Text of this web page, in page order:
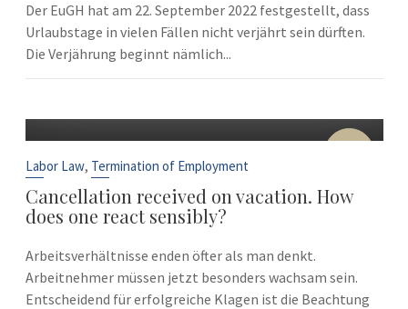
Der EuGH hat am 22. September 2022 festgestellt, dass
Urlaubstage in vielen Fällen nicht verjährt sein dürften.
Die Verjährung beginnt nämlich...
10
Labor Law, Termination of Employment
Cancellation received on vacation. How
does one react sensibly?
Arbeitsverhältnisse enden öfter als man denkt.
Arbeitnehmer müssen jetzt besonders wachsam sein.
Entscheidend für erfolgreiche Klagen ist die Beachtung